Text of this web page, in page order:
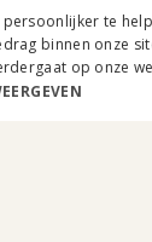
experts
en
om in
te
binnen onze
op onze